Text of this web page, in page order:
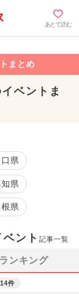
あとで読む
まとめ
ベントま
口県
県
県
ベント記事一覧
ランキング
件